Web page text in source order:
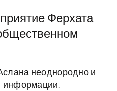
Ферхата
неоднородно и
информации: